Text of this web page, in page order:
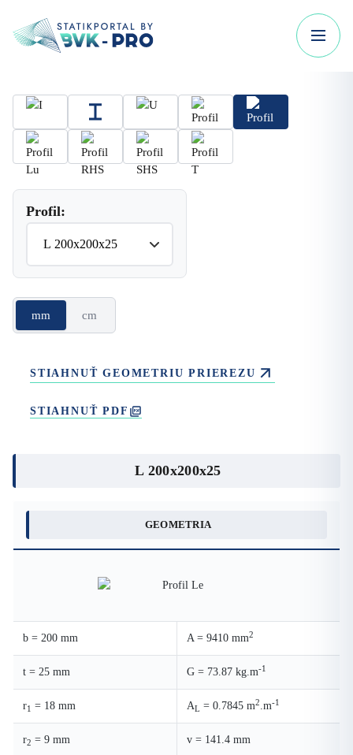
Profil:
mm cm
STIAHNUŤ GEOMETRIU PRIEREZU
STIAHNUŤ PDF
L 200x200x25
GEOMETRIA
b = 200 mm A = 9410 mm2
t = 25 mm G = 73.87 kg.m-1
r1 = 18 mm AL = 0.7845 m2.m-1
r2 = 9 mm v = 141.4 mm